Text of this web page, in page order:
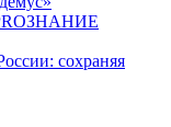
сохраняя